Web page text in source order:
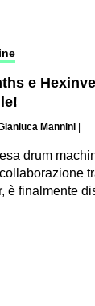
e
Mannini
drum
è finalmente